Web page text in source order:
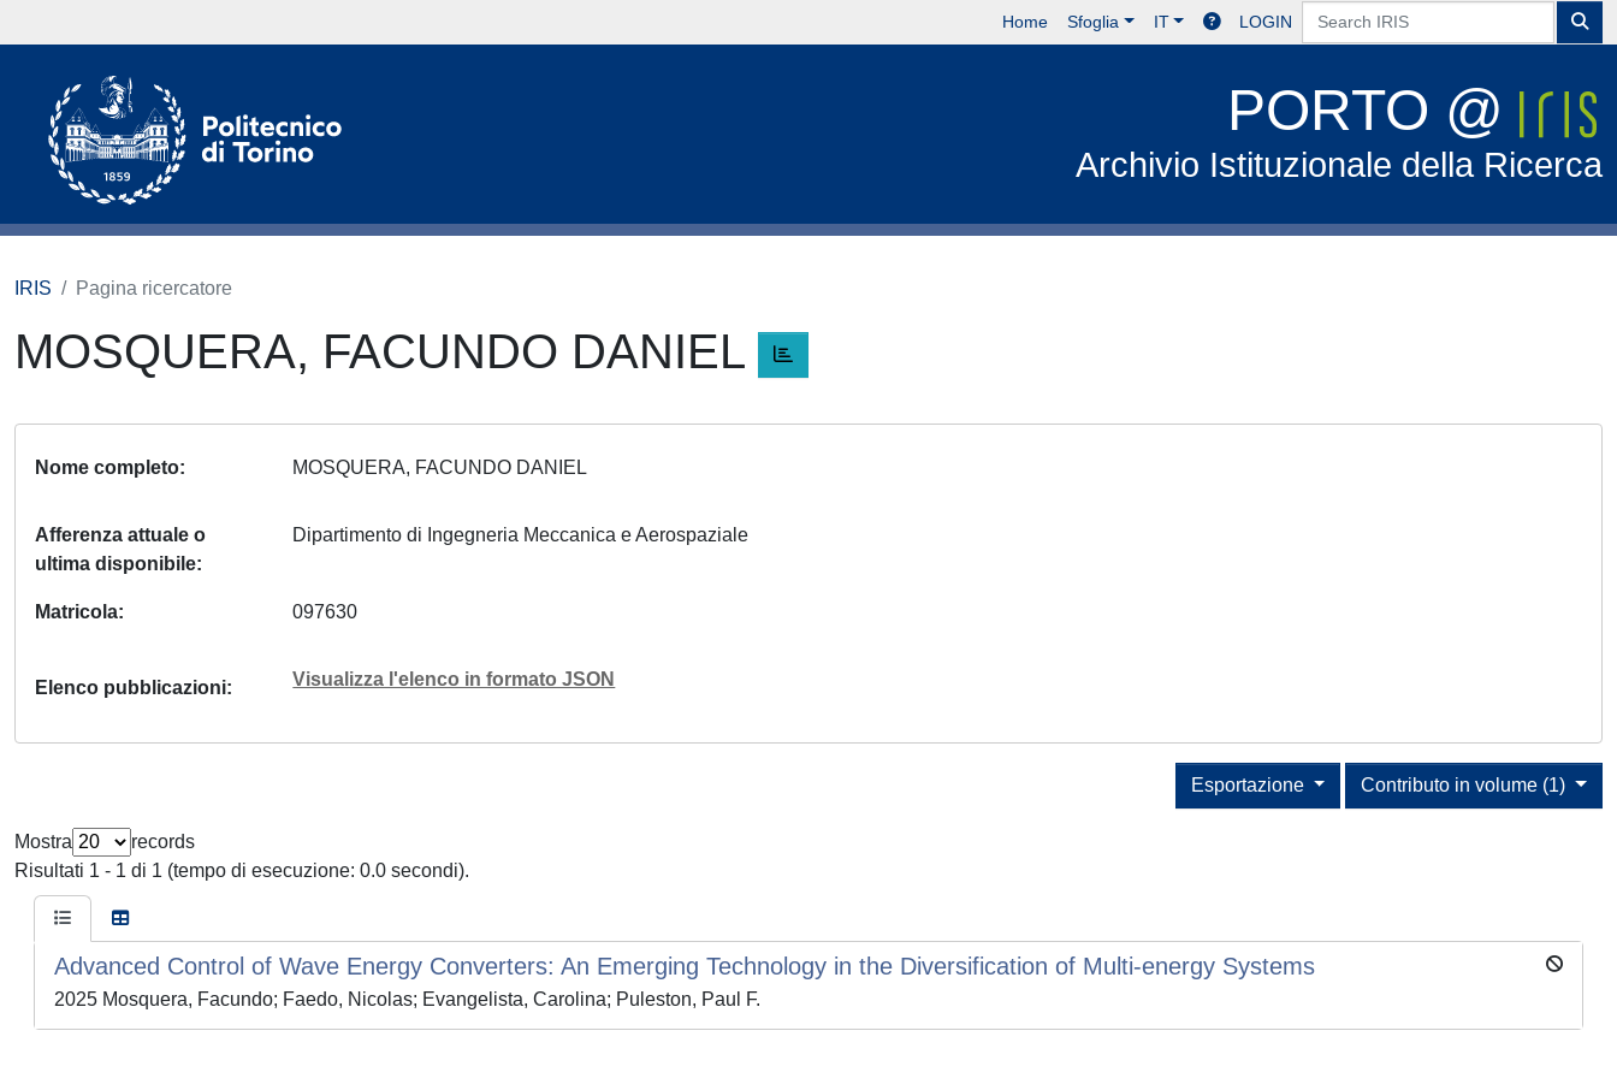
Home Sfoglia IT LOGIN
PORTO @
Archivio Istituzionale della Ricerca
IRIS Pagina ricercatore
MOSQUERA, FACUNDO DANIEL
Nome completo MOSQUERA, FACUNDO DANIEL
Afferenza attuale o
ultima disponibile
Dipartimento di Ingegneria Meccanica e Aerospaziale
Matricola 097630
Elenco pubblicazioni Visualizza l'elenco in formato JSON
Contributo in volume (1)
Esportazione
Mostra
records
Risultati 1 - 1 di 1 (tempo di esecuzione: 0.0 secondi).
Advanced Control of Wave Energy Converters: An Emerging Technology in the Diversification of Multi-energy Systems
2025 Mosquera, Facundo; Faedo, Nicolas; Evangelista, Carolina; Puleston, Paul F.